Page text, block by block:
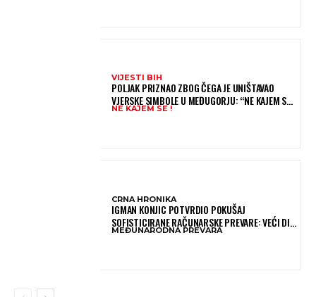
VIJESTI BIH
POLJAK PRIZNAO ZBOG ČEGA JE UNIŠTAVAO
VJERSKE SIMBOLE U MEĐUGORJU: “NE KAJEM SE I
PONOVIO BIH SVE”
NE KAJEM SE !
CRNA HRONIKA
IGMAN KONJIC POTVRDIO POKUŠAJ
SOFISTICIRANE RAČUNARSKE PREVARE: VEĆI DIO
NOVCA BLOKIRAN, OČEKUJE SE POVRAT
MEĐUNARODNA PREVARA